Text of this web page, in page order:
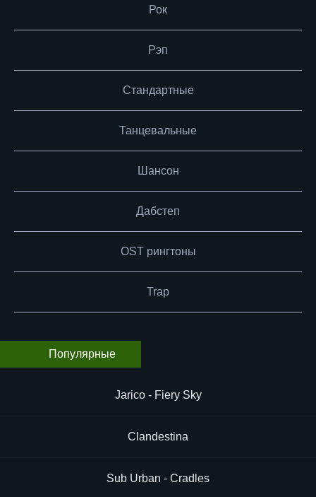
Рок
Рэп
Стандартные
Танцевальные
Шансон
Дабстеп
OST рингтоны
Trap
Популярные
Jarico - Fiery Sky
Clandestina
Sub Urban - Cradles